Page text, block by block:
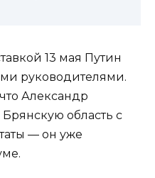
13 мая Путин
руководителями.
Александр
область с
— он уже